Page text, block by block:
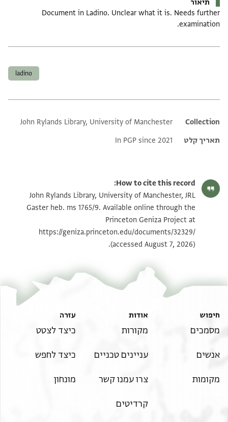
תיאור
Document in Ladino. Unclear what it is. Needs further
examination.
ladino
Additional metadata
Collection
John Rylands Library, University of Manchester
תאריך קלט
In PGP since 2021
How to cite this record:
John Rylands Library, University of Manchester, JRL
Gaster heb. ms 1765/9. Available online through the
Princeton Geniza Project at
https://geniza.princeton.edu/documents/32329/
(accessed August 7, 2026).
חיפוש
מסמכים
אנשים
מקומות
אודות
מקורות
עניינים טכניים
צרו עמנו קשר
קרדיטים
עזרה
כיצד לצטט
כיצד לחפש
מונחון